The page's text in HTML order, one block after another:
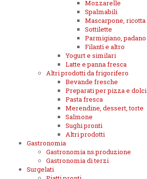
Mozzarelle
Spalmabili
Mascarpone, ricotta
Sottilette
Parmigiano, padano
Filanti e altro
Yogurt e similari
Latte e panna fresca
Altri prodotti da frigorifero
Bevande fresche
Preparati per pizza e dolci
Pasta fresca
Merendine, dessert, torte
Salmone
Sughi pronti
Altri prodotti
Gastronomia
Gastronomia ns.produzione
Gastronomia di terzi
Surgelati